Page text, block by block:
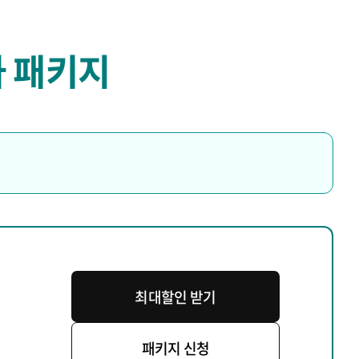
키지
최대할인 받기
패키지 신청